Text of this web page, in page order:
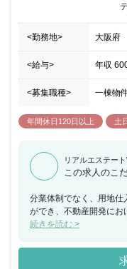
<勤務地> 大阪府
<給与> 年収
<募集職種> 一棟物
年間休日120日以上 土
リアルエステー
この求人のこ
分業体制でなく、用地仕
ができ、不動産開発にお
身に着けられます。※現
ており、等級制度に基づき
ト】 ・社内イベントを
続きを読む >